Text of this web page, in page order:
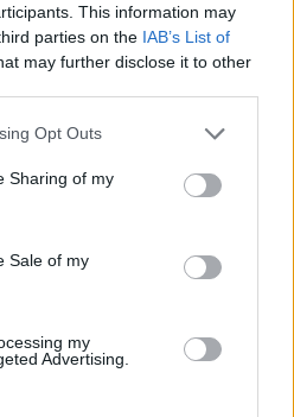
This information may
parties on the IAB’s List of
may further disclose it to other
app uses one or more Google
behaviour. You may click to
and its third-party tags to
purposes in below Google
Opt Outs
Sharing of my
Sale of my
my
Advertising.
ę(ez ogonkiem), a nosowe [o]
również hasła
dydelf
dżdżu